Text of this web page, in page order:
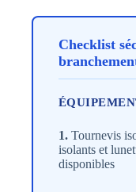
Checklist
1. Tournevis
isolants et
disponibles